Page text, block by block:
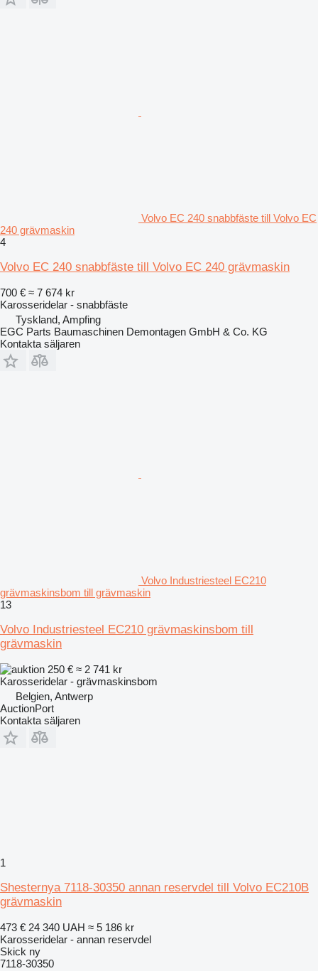
Volvo EC 240 snabbfäste till Volvo EC
240 grävmaskin
4
Volvo EC 240 snabbfäste till Volvo EC 240 grävmaskin
700 € ≈ 7 674 kr
Karosseridelar - snabbfäste
Tyskland, Ampfing
EGC Parts Baumaschinen Demontagen GmbH & Co. KG
Kontakta säljaren
Volvo Industriesteel EC210
grävmaskinsbom till grävmaskin
13
Volvo Industriesteel EC210 grävmaskinsbom till
grävmaskin
250 € ≈ 2 741 kr
Karosseridelar - grävmaskinsbom
Belgien, Antwerp
AuctionPort
Kontakta säljaren
1
Shesternya 7118-30350 annan reservdel till Volvo EC210B
grävmaskin
473 € 24 340 UAH ≈ 5 186 kr
Karosseridelar - annan reservdel
Skick ny
7118-30350